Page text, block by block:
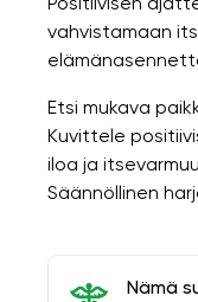
vahvistamaan
Etsi mukava
Kuvittele
iloa ja
Säännöllinen
Nämä